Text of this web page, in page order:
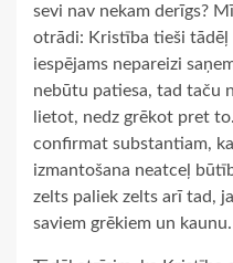
sevi nav nekam derīgs?
otrādi: Kristība tieši
iespējams nepareizi
nebūtu patiesa, tad taču
lietot, nedz grēkot pret
confirmat substantiam,
izmantošana neatceļ
zelts paliek zelts arī tad,
saviem grēkiem un kaunu.